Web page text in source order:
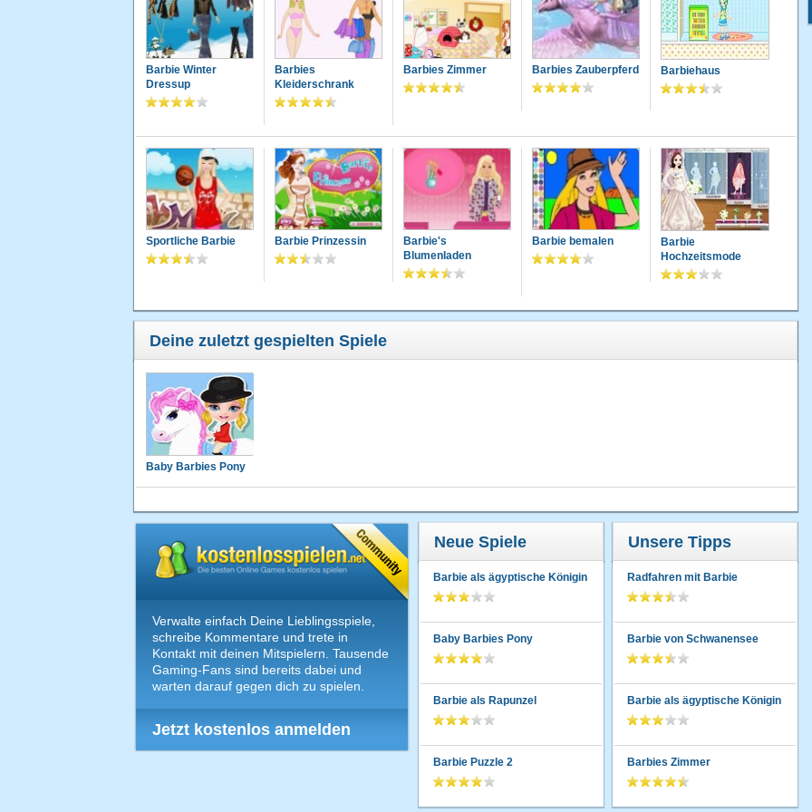
Barbie Winter
Dressup
Barbies
Kleiderschrank
Barbies Zimmer Barbies Zauberpferd Barbiehaus
Sportliche Barbie Barbie Prinzessin
Barbie's
Blumenladen
Barbie bemalen
Barbie
Hochzeitsmode
Deine zuletzt gespielten Spiele
Baby Barbies Pony
Verwalte einfach Deine Lieblingsspiele,
schreibe Kommentare und trete in
Kontakt mit deinen Mitspielern. Tausende
Gaming-Fans sind bereits dabei und
warten darauf gegen dich zu spielen.
Jetzt kostenlos anmelden
Neue Spiele
Barbie als ägyptische Königin
Baby Barbies Pony
Barbie als Rapunzel
Barbie Puzzle 2
Unsere Tipps
Radfahren mit Barbie
Barbie von Schwanensee
Barbie als ägyptische Königin
Barbies Zimmer